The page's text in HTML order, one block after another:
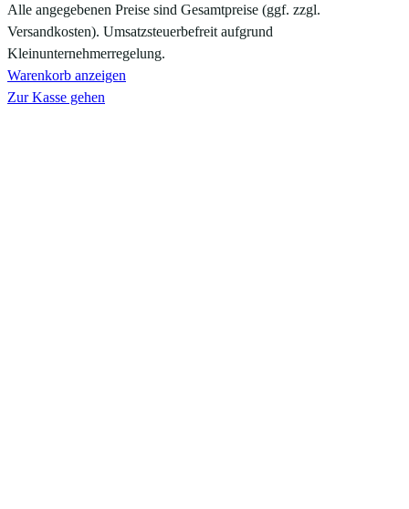
im
Warenkorb
Alle angegebenen Preise sind Gesamtpreise (ggf. zzgl.
Versandkosten). Umsatzsteuerbefreit aufgrund
Kleinunternehmerregelung.
Warenkorb anzeigen
Zur Kasse gehen